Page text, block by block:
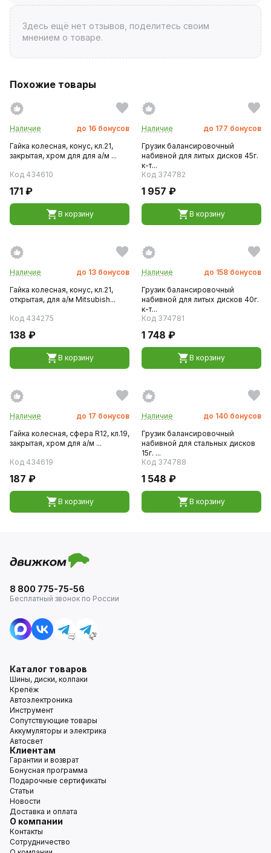
Здесь ещё нет отзывов, поделитесь своим
мнением о товаре.
Похожие товары
Наличие до 16 бонусов
Гайка колесная, конус, кл.21,
закрытая, хром для для а/м ...
Код 434610
171 ₽
В корзину
Наличие до 177 бонусов
Грузик балансировочный
набивной для литых дисков 45г.
к-т...
Код 374782
1 957 ₽
В корзину
Наличие до 13 бонусов
Гайка колесная, конус, кл.21,
открытая, для а/м Mitsubish...
Код 434275
138 ₽
В корзину
Наличие до 158 бонусов
Грузик балансировочный
набивной для литых дисков 40г.
к-т...
Код 374781
1 748 ₽
В корзину
Наличие до 17 бонусов
Гайка колесная, сфера R12, кл.19,
закрытая, хром для а/м ...
Код 434619
187 ₽
В корзину
Наличие до 140 бонусов
Грузик балансировочный
набивной для стальных дисков
15г. ...
Код 374788
1 548 ₽
В корзину
8 800 775-75-56
Бесплатный звонок по России
Каталог товаров
Шины, диски, колпаки
Крепёж
Автоэлектроника
Инструмент
Сопутствующие товары
Аккумуляторы и электрика
Автосвет
Клиентам
Гарантии и возврат
Бонусная программа
Подарочные сертификаты
Статьи
Новости
Доставка и оплата
О компании
Контакты
Сотрудничество